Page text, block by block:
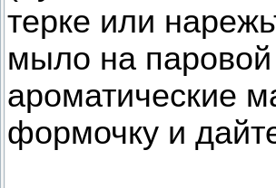
терке или
мыло на паровой
ароматические
формочку и